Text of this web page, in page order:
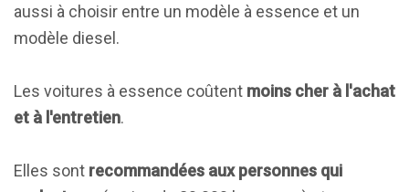
aussi à choisir entre un modèle à essence et un
modèle diesel.
Les voitures à essence coûtent moins cher à l'achat
et à l'entretien.
Elles sont recommandées aux personnes qui